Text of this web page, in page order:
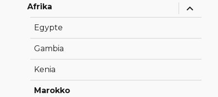
Afrika
Alles
Egypte
Gambia
Kenia
Marokko